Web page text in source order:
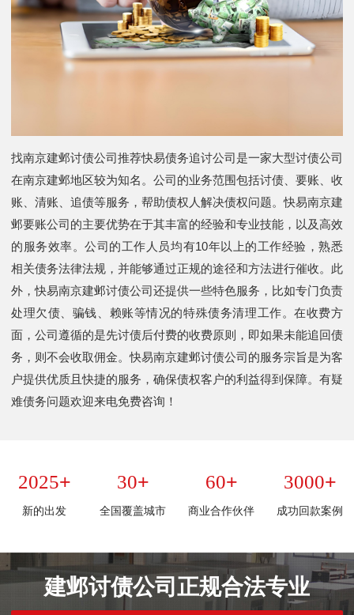
找南京建邺讨债公司推荐快易债务追讨公司是一家大型讨债公司
在南京建邺地区较为知名。公司的业务范围包括讨债、要账、收
账、清账、追债等服务，帮助债权人解决债权问题。快易南京建
邺要账公司的主要优势在于其丰富的经验和专业技能，以及高效
的服务效率。公司的工作人员均有10年以上的工作经验，熟悉
相关债务法律法规，并能够通过正规的途径和方法进行催收。此
外，快易南京建邺讨债公司还提供一些特色服务，比如专门负责
处理欠债、骗钱、赖账等情况的特殊债务清理工作。在收费方
面，公司遵循的是先讨债后付费的收费原则，即如果未能追回债
务，则不会收取佣金。快易南京建邺讨债公司的服务宗旨是为客
户提供优质且快捷的服务，确保债权客户的利益得到保障。有疑
难债务问题欢迎来电免费咨询！
2025+
新的出发
30+
全国覆盖城市
60+
商业合作伙伴
3000+
成功回款案例
建邺讨债公司正规合法专业